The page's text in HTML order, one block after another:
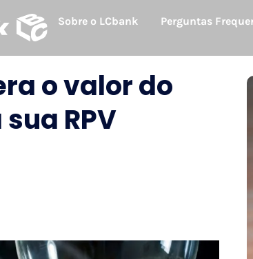
Sobre o LCbank Perguntas
o valor do
RPV